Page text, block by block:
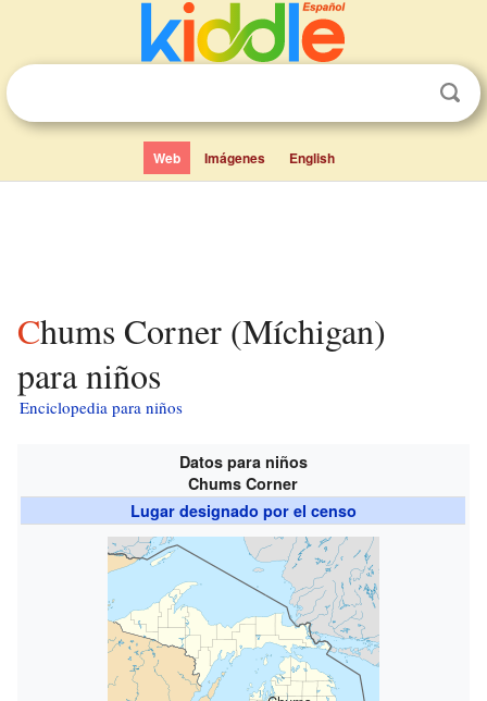
Web Imágenes English
Chums Corner (Míchigan)
para niños
Enciclopedia para niños
Datos para niños
Chums Corner
Lugar designado por el censo